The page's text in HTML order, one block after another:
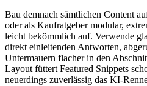
Bau demnach sämtlichen Content
oder als Kaufratgeber modular,
leicht bekömmlich auf. Verwende
direkt einleitenden Antworten,
Untermauern flacher in den
Layout füttert Featured Snippets
neuerdings zuverlässig das KI-